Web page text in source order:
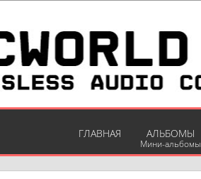
ГЛАВНАЯ АЛЬБОМЫ
Мини-альбомы